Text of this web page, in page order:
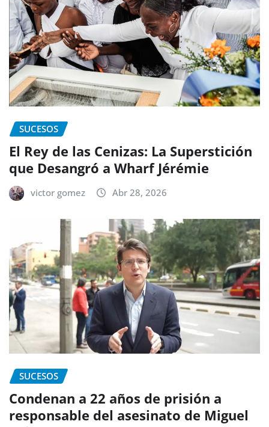
SUCESOS
El Rey de las Cenizas: La Superstición
que Desangró a Wharf Jérémie
victor gomez Abr 28, 2026
SUCESOS
Condenan a 22 años de prisión a
responsable del asesinato de Miguel